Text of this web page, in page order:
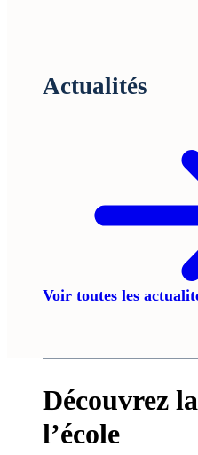
Actualités
Voir toutes les
Découvrez
l’école